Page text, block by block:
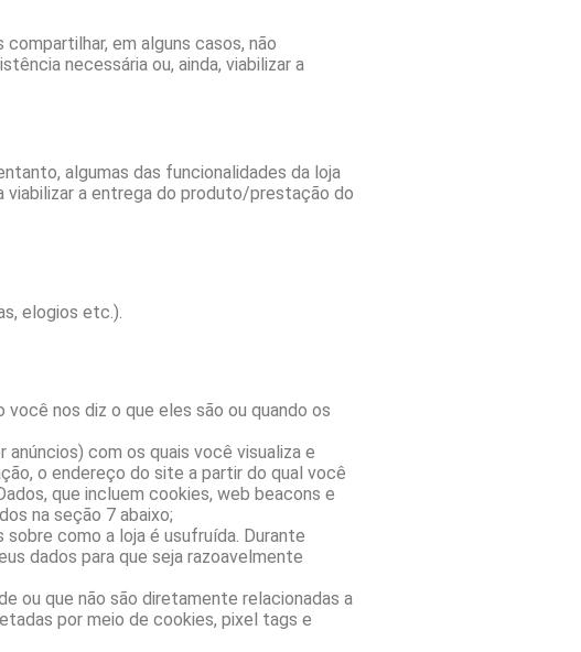
em alguns casos, não
necessária ou, ainda, viabilizar a
algumas das funcionalidades da loja
a entrega do produto/prestação do
elogios etc.).
nos diz o que eles são ou quando os
com os quais você visualiza e
o endereço do site a partir do qual você
que incluem cookies, web beacons e
na seção 7 abaixo;
como a loja é usufruída. Durante
dados para que seja razoavelmente
ou que não são diretamente relacionadas a
por meio de cookies, pixel tags e